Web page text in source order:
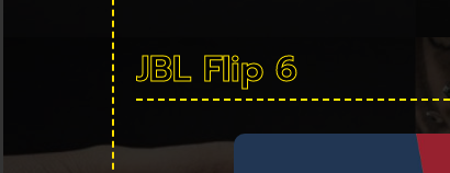
JBL Flip 6